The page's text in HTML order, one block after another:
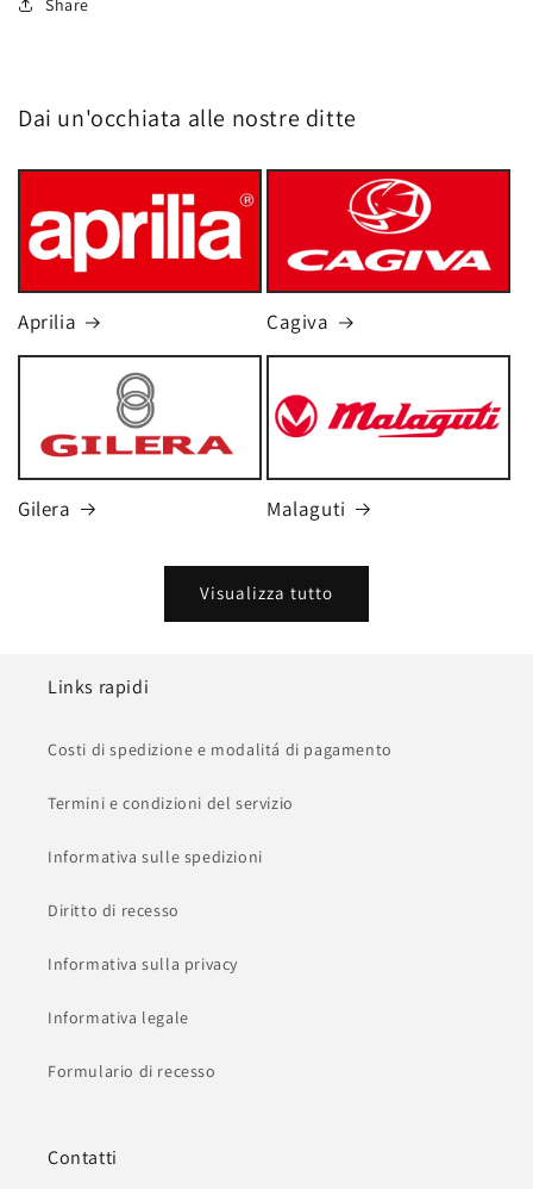
Share
Dai un'occhiata alle nostre ditte
Aprilia Cagiva
Gilera Malaguti
Visualizza tutto
Links rapidi
Costi di spedizione e modalitá di pagamento
Termini e condizioni del servizio
Informativa sulle spedizioni
Diritto di recesso
Informativa sulla privacy
Informativa legale
Formulario di recesso
Contatti